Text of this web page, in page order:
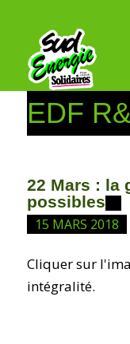
EDF
22 Mars : la
possibles
15 MARS 2018
Cliquer sur
intégralité.